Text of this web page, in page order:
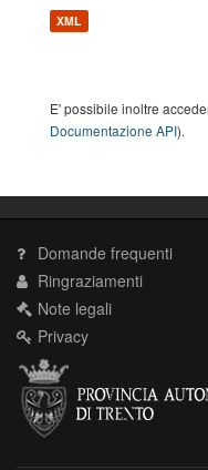
XML
E' possibile inoltre
Documentazione API).
Domande frequenti
Ringraziamenti
Note legali
Privacy